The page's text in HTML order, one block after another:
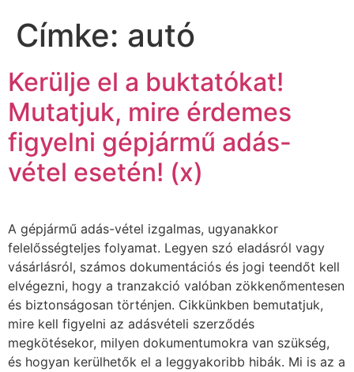
Címke: autó
Kerülje el a buktatókat!
Mutatjuk, mire érdemes
figyelni gépjármű adás-
vétel esetén! (x)
A gépjármű adás-vétel izgalmas, ugyanakkor
felelősségteljes folyamat. Legyen szó eladásról vagy
vásárlásról, számos dokumentációs és jogi teendőt kell
elvégezni, hogy a tranzakció valóban zökkenőmentesen
és biztonságosan történjen. Cikkünkben bemutatjuk,
mire kell figyelni az adásvételi szerződés
megkötésekor, milyen dokumentumokra van szükség,
és hogyan kerülhetők el a leggyakoribb hibák. Mi is az a